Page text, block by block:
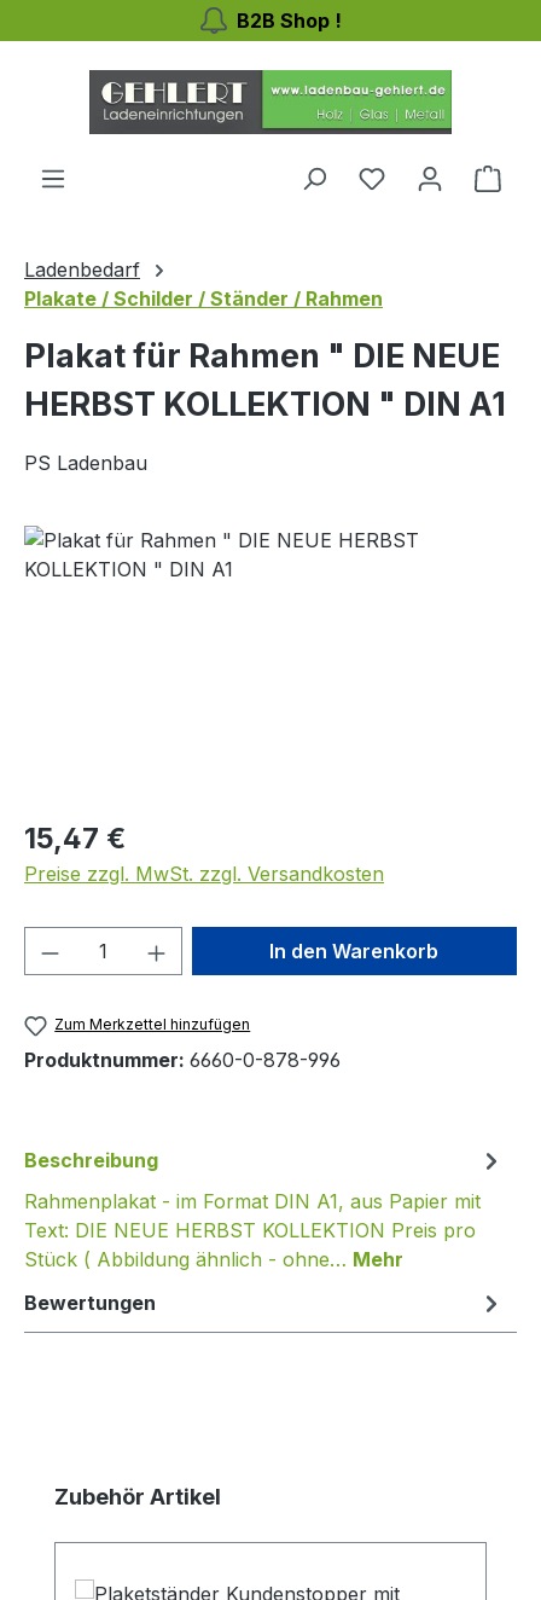
Zum Hauptinhalt springenB2B Shop !
Du hast 0
Ladenbedarf
Plakate / Schilder / Ständer / Rahmen
Plakat für Rahmen " DIE NEUE
HERBST KOLLEKTION " DIN A1
PS Ladenbau
Regulärer Preis:
15,47 €
Preise zzgl. MwSt. zzgl. Versandkosten
Produkt Anzahl: Gib denIn den Warenkorb
Zum Merkzettel hinzufügen
Produktnummer: 6660-0-878-996
Beschreibung
Rahmenplakat - im Format DIN A1, aus Papier mit
Text: DIE NEUE HERBST KOLLEKTION Preis pro
Stück ( Abbildung ähnlich - ohne… Mehr
Bewertungen
Produktgalerie überspringen
Zubehör Artikel